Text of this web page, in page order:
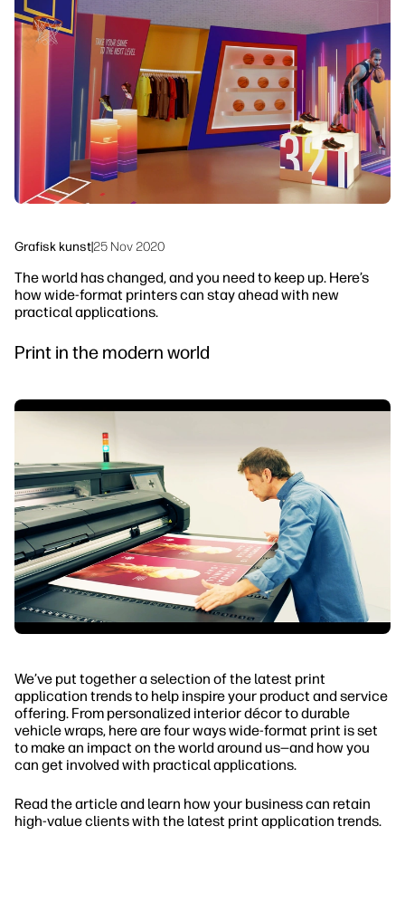
Arbeidsflytløsninger
Bærekraft
Grafisk kunst|25 Nov 2020
The world has changed, and you need to keep up. Here’s
how wide-format printers can stay ahead with new
practical applications.
Print in the modern world
We’ve put together a selection of the latest print
application trends to help inspire your product and service
offering. From personalized interior décor to durable
vehicle wraps, here are four ways wide-format print is set
to make an impact on the world around us—and how you
can get involved with practical applications.
Read the article and learn how your business can retain
high-value clients with the latest print application trends.